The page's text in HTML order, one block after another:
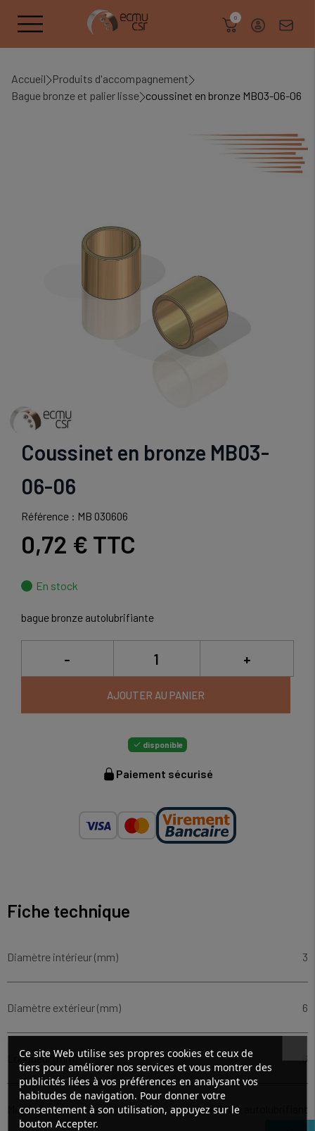
0
Accueil
Produits d'accompagnement
Bague bronze et palier lisse coussinet en bronze MB03-06-06
Coussinet en bronze MB03-
06-06
Référence : MB 030606
0,72 € TTC
En stock
bague bronze autolubrifiante
- +
AJOUTER AU PANIER
 disponible
Paiement sécurisé
Fiche technique
Diamètre intérieur (mm) 3
Diamètre extérieur (mm) 6
Longueur (mm) 6
Matière Bronze fritté autolubrifiant
Ce site Web utilise ses propres cookies et ceux de
tiers pour améliorer nos services et vous montrer des
publicités liées à vos préférences en analysant vos
habitudes de navigation. Pour donner votre
consentement à son utilisation, appuyez sur le
bouton Accepter.